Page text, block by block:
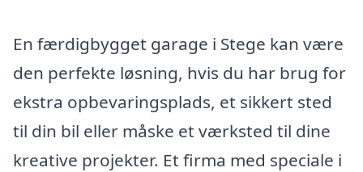
En færdigbygget garage i Stege kan være
den perfekte løsning, hvis du har brug for
ekstra opbevaringsplads, et sikkert sted
til din bil eller måske et værksted til dine
kreative projekter. Et firma med speciale i